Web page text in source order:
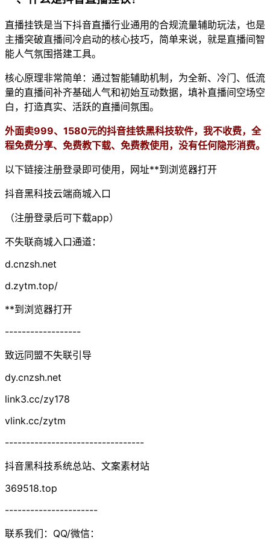
直播挂铁是当下抖音直播行业通用的合规流量辅助玩法，也是
主播突破直播间冷启动的核心技巧，简单来说，就是直播间智
能人气氛围搭建工具。
核心原理非常简单：通过智能辅助机制，为全新、冷门、低流
量的直播间补齐基础人气和初始互动数据，填补直播间空场空
白，打造真实、活跃的直播间氛围。
外面卖999、1580元的抖音挂铁黑科技软件，我不收费，全
程免费分享、免费教下载、免费教使用，没有任何隐形消费。
以下链接注册登录即可使用，网址**到浏览器打开
抖音黑科技云端商城入口
（注册登录后可下载app）
不失联商城入口通道：
d.cnzsh.net
d.zytm.top/
**到浏览器打开
------------------
致远同盟不失联引导
dy.cnzsh.net
link3.cc/zy178
vlink.cc/zytm
---------------------------------
抖音黑科技系统总站、文案素材站
369518.top
----------------------
联系我们：QQ/微信：